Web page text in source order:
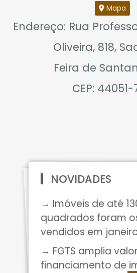
Mapa
Endereço: Rua
Oliveira, 818,
Feira de
CEP:
NOVIDADES
→ Imóveis de até
quadrados foram
vendidos em
→ FGTS amplia
financiamento de